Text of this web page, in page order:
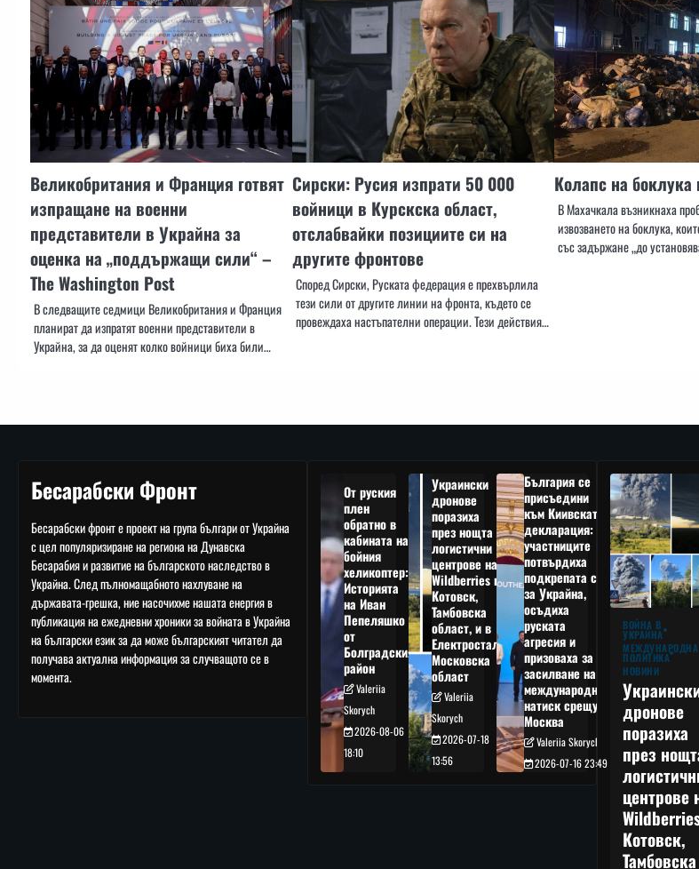
Великобритания и Франция готвят
изпращане на военни
представители в Украйна за
оценка на „поддържащи сили“ –
The Washington Post
В следващите седмици Великобритания и Франция
планират да изпратят военни представители в
Украйна, за да оценят колко войници биха били…
Сирски: Русия изпрати 50 000
войници в Курскска област,
отслабвайки позициите си на
другите фронтове
Според Сирски, Руската федерация е прехвърлила
тези сили от другите линии на фронта, където се
провеждаха настъпателни операции. Тези действия…
Колапс на боклука
В Махачкала възникнаха
извозването на боклука,
със задържане „до
Бесарабски Фронт
Бесарабски фронт е проект на група българи от Украйна
с цел популяризиране на региона на Дунавска
Бесарабия и развитие на българското наследство в
Украйна. След пълномащабното нахлуване на
държавата-грешка, ние насочихме нашата енергия в
публикация на ежедневни хроники за войната в Украйна
на български език за да може българският читател да
получава актуална информация за случващото се в
момента.
От руския
плен
обратно в
кабината на
бойния
хеликоптер:
Историята
на Иван
Пепеляшко
от
Болградския
район
Valeriia
Skorych
2026-08-06
18:10
Украински
дронове
поразиха
през нощта
логистични
центрове на
Wildberries в
Котовск,
Тамбовска
област, и в
Електростал,
Московска
област
Valeriia
Skorych
2026-07-18
13:56
България се
присъедини
към Киивската
декларация:
участниците
потвърдиха
подкрепата си
за Украйна,
осъдиха
руската
агресия и
призоваха за
засилване на
международния
натиск срещу
Москва
Valeriia Skorych
2026-07-16 23:49
ВОЙНА В
УКРАЙНА
МЕЖДУНАРОДНА
ПОЛИТИКА
НОВИНИ
дронове
поразиха
през
центрове
Котовск,
Тамбовска